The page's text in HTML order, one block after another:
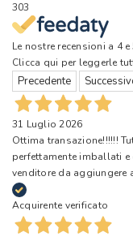
303
Le nostre recensioni a 4
Clicca qui per leggerle
Precedente
31 Luglio 2026
Ottima transazione!!!!!!
perfettamente imballati
venditore da aggiungere
Acquirente verificato